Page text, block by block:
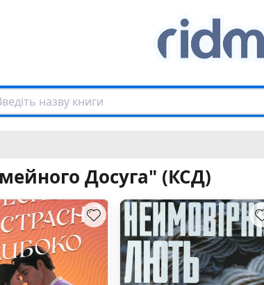
Досуга" (КСД)